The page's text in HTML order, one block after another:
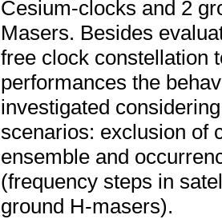
Cesium-clocks and 2
Masers. Besides
free clock constellation
performances the
investigated
scenarios: exclusion of
ensemble and
(frequency steps in
ground H-masers).